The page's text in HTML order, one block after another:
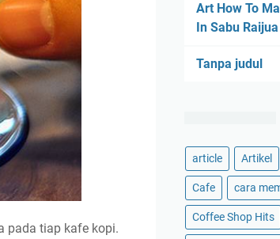
pada tiap kafe kopi.
Art How To
In Sabu
Tanpa judul
article Artikel
Cafe cara
Coffee Shop Hits